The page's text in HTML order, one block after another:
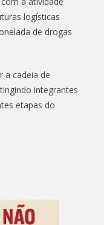
logísticas
de drogas
a cadeia de
integrantes
etapas do